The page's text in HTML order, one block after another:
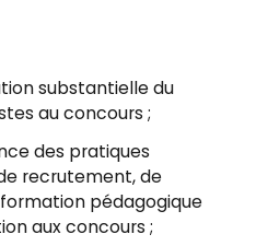
substantielle du
au concours ;
des pratiques
recrutement, de
pédagogique
aux concours ;